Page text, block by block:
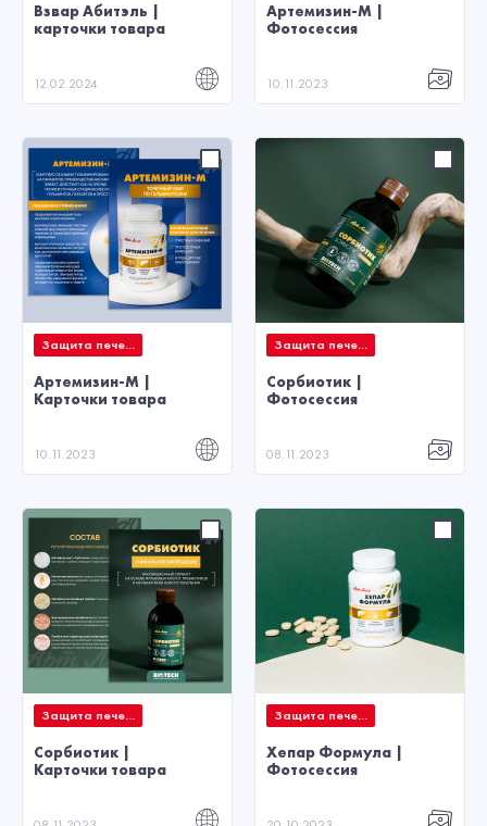
Взвар Абитэль |
карточки товара
12.02.2024
Артемизин-М |
Фотосессия
10.11.2023
Защита пече...
Артемизин-М |
Карточки товара
10.11.2023
Защита пече...
Сорбиотик |
Фотосессия
08.11.2023
Защита пече...
Сорбиотик |
Карточки товара
Защита пече...
Хепар Формула |
Фотосессия